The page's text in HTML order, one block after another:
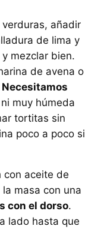
añadir
de lima y
mezclar bien.
de avena o
Necesitamos
muy húmeda
tortitas sin
poco a poco si
con aceite de
masa con una
con el dorso.
lado hasta que